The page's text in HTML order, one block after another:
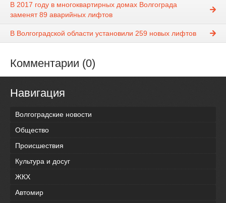
В 2017 году в многоквартирных домах Волгограда
заменят 89 аварийных лифтов
В Волгоградской области установили 259 новых лифтов
Комментарии (0)
Навигация
Волгоградские новости
Общество
Происшествия
Культура и досуг
ЖКХ
Автомир